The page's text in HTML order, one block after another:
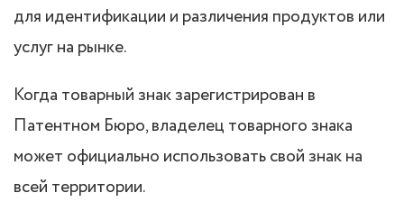
для идентификации и различения продуктов или
услуг на рынке.
Когда товарный знак зарегистрирован в
Патентном Бюро, владелец товарного знака
может официально использовать свой знак на
всей территории.